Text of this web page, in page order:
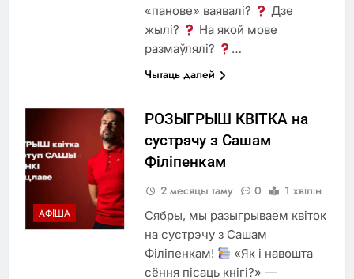
«панове» ваявалі?
Дзе
жылі?
На якой мове
размаўлялі?
…
Чытаць далей
АФІША
РОЗЫГРЫШ КВІТКА на
сустрэчу з Сашам
Філіпенкам
2 месяцы таму 0 1 хвілін
Сябры, мы разыгрываем квіток
на сустрэчу з Сашам
Філіпенкам!
«Як і навошта
сёння пісаць кнігі?» —